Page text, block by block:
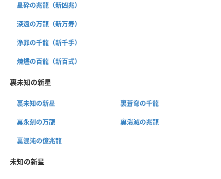
星砕の兆龍（新凶兆）
深遠の万龍（新万寿）
浄罪の千龍（新千手）
煉燼の百龍（新百式）
裏未知の新星
裏未知の新星 裏蒼穹の千龍
裏永刻の万龍 裏潰滅の兆龍
裏混沌の億兆龍
未知の新星